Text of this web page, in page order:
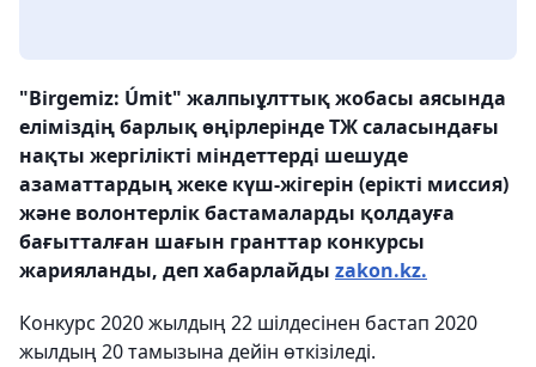
"Birgemiz: Úmit" жалпыұлттық жобасы аясында
еліміздің барлық өңірлерінде ТЖ саласындағы
нақты жергілікті міндеттерді шешуде
азаматтардың жеке күш-жігерін (ерікті миссия)
және волонтерлік бастамаларды қолдауға
бағытталған шағын гранттар конкурсы
жарияланды, деп хабарлайды zakon.kz.
Конкурс 2020 жылдың 22 шілдесінен бастап 2020
жылдың 20 тамызына дейін өткізіледі.